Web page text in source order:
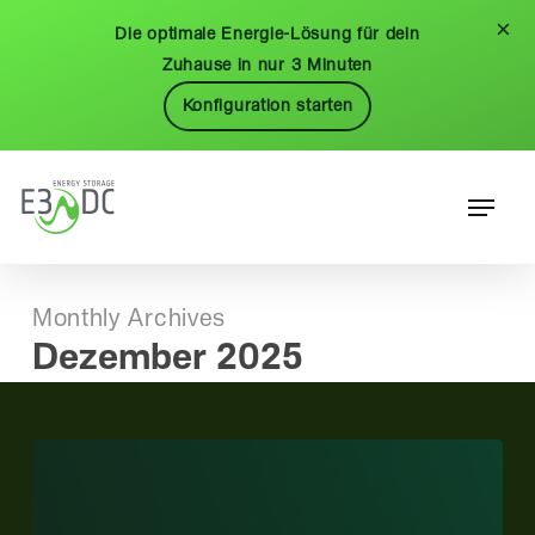
Die optimale Energie-Lösung für dein
Zuhause in nur 3 Minuten
Konfiguration starten
×
Monthly Archives
Dezember 2025